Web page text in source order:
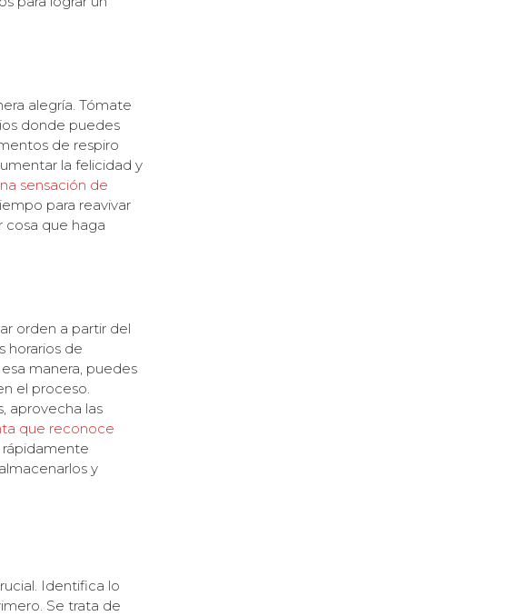
alegría. Tómate
donde puedes
de respiro
la felicidad y
sensación de
para reavivar
cosa que haga
orden a partir del
horarios de
manera, puedes
el proceso.
aprovecha las
que reconoce
y
Identifica lo
Se trata de